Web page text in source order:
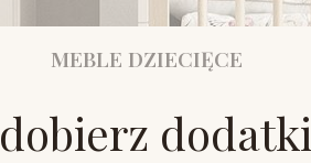
MEBLE DZIECIĘCE
dobierz dodatki